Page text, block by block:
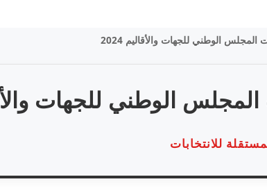
المجلس الوطني للجهات والأقاليم 2024
المجلس الوطني للجهات
للانتخابات